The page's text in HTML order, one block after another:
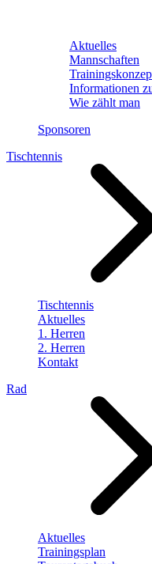
Aktuelles
Mannschaften
Informationen
Wie zählt man
Sponsoren
Tischtennis
Tischtennis
Aktuelles
1. Herren
2. Herren
Kontakt
Rad
Aktuelles
Trainingsplan